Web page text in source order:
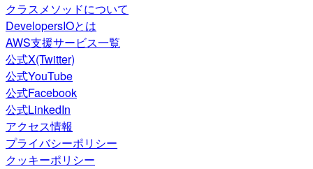
クラスメソッドについて
DevelopersIOとは
AWS支援サービス一覧
公式X(Twitter)
公式YouTube
公式Facebook
公式LinkedIn
アクセス情報
プライバシーポリシー
クッキーポリシー